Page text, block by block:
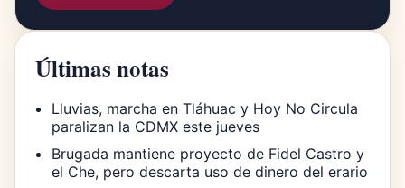
Últimas notas
Lluvias, marcha en Tláhuac y Hoy No Circula
paralizan la CDMX este jueves
Brugada mantiene proyecto de Fidel Castro y
el Che, pero descarta uso de dinero del erario